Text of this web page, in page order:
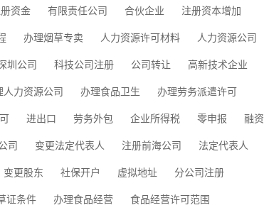
资金 有限责任公司 合伙企业
注册资本增加
办理烟草专卖 人力资源许可材料 人力资源公司
圳公司 科技公司注册 公司转让
高新技术企业
人力资源公司 办理食品卫生
办理劳务派遣许可
进出口 劳务外包 企业所得税 零申报
融资
司 变更法定代表人 注册前海公司
法定代表人
变更股东 社保开户 虚拟地址
分公司注册
证条件 办理食品经营
食品经营许可范围